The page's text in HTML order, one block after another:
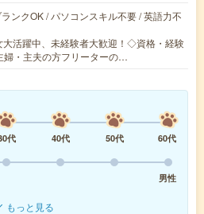
ンクOK / パソコンスキル不要 / 英語力不
活躍中、未経験者大歓迎！◇資格・経験
・主夫の方フリーターの…
代 40代 50代
60代
男性
もっと見る